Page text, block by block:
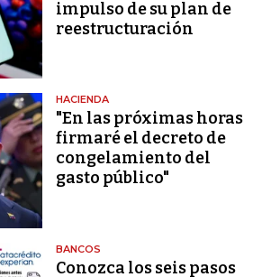
impulso de su plan de
reestructuración
HACIENDA
"En las próximas horas
firmaré el decreto de
congelamiento del
gasto público"
BANCOS
Conozca los seis pasos